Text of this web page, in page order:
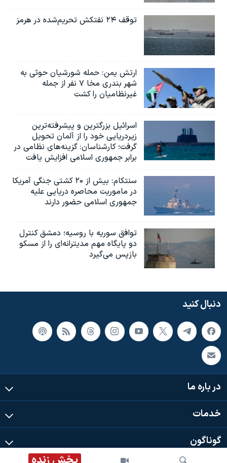
توقف ۲۴ نفتکش تحریم‌شده در هرمز
ارتش یمن: حمله شورشیان حوثی به
شهر بندری مخا ۷ نفر از جمله
غیرنظامیان را کشت
اسرائيل بزرگترین و پیشرفته‌ترین
زیردریایی خود را از آلمان تحویل
گرفت؛ کارشناسان: گزینه‌های نظامی در
برابر جمهوری اسلامی افزایش یافت
سنتکام: بیش از ۲۰ کشتی جنگی آمریکا
در ماموریت محاصره دریایی علیه
جمهوری اسلامی حضور دارند
توافق سوریه با روسیه؛ دمشق کنترل
دو پایگاه مهم مدیترانه‌ای را از مسکو
بازپس می‌گیرد
دنبال کنید
در باره ما
خدمات
گوناگون